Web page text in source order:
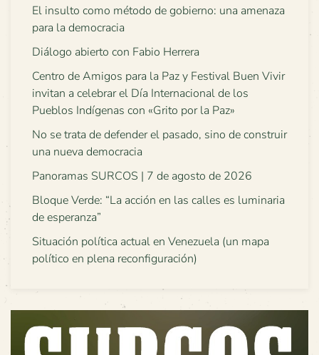
El insulto como método de gobierno: una amenaza
para la democracia
Diálogo abierto con Fabio Herrera
Centro de Amigos para la Paz y Festival Buen Vivir
invitan a celebrar el Día Internacional de los
Pueblos Indígenas con «Grito por la Paz»
No se trata de defender el pasado, sino de construir
una nueva democracia
Panoramas SURCOS | 7 de agosto de 2026
Bloque Verde: “La acción en las calles es luminaria
de esperanza”
Situación política actual en Venezuela (un mapa
político en plena reconfiguración)